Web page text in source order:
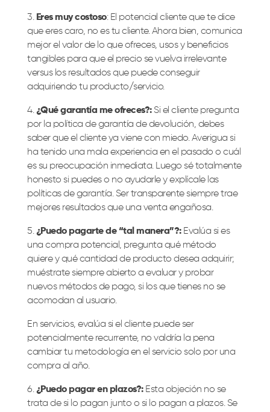
3️. Eres muy costoso: El potencial cliente que te dice
que eres caro, no es tu cliente. Ahora bien, comunica
mejor el valor de lo que ofreces, usos y beneficios
tangibles para que el precio se vuelva irrelevante
versus los resultados que puede conseguir
adquiriendo tu producto/servicio.
4️.¿Qué garantía me ofreces?:Si el cliente pregunta
por la política de garantía de devolución, debes
saber que el cliente ya viene con miedo. Averigua si
ha tenido una mala experiencia en el pasado o cuál
es su preocupación inmediata. Luego sé totalmente
honesto si puedes o no ayudarle y explícale las
políticas de garantía. Ser transparente siempre trae
mejores resultados que una venta engañosa.
5️.¿Puedo pagarte de “tal manera”?:Evalúa si es
una compra potencial, pregunta qué método
quiere y qué cantidad de producto desea adquirir;
muéstrate siempre abierto a evaluar y probar
nuevos métodos de pago, si los que tienes no se
acomodan al usuario.
En servicios, evalúa si el cliente puede ser
potencialmente recurrente, no valdría la pena
cambiar tu metodología en el servicio solo por una
compra al año.
6️.¿Puedo pagar en plazos?:Esta objeción no se
trata de si lo pagan junto o si lo pagan a plazos. Se